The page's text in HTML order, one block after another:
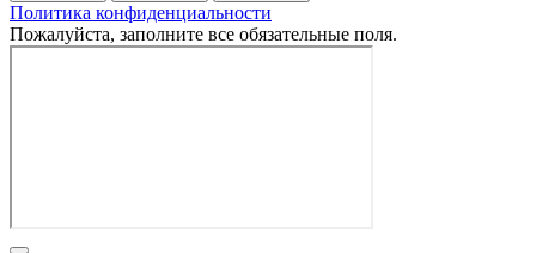
Политика конфиденциальности
Пожалуйста, заполните все обязательные поля.